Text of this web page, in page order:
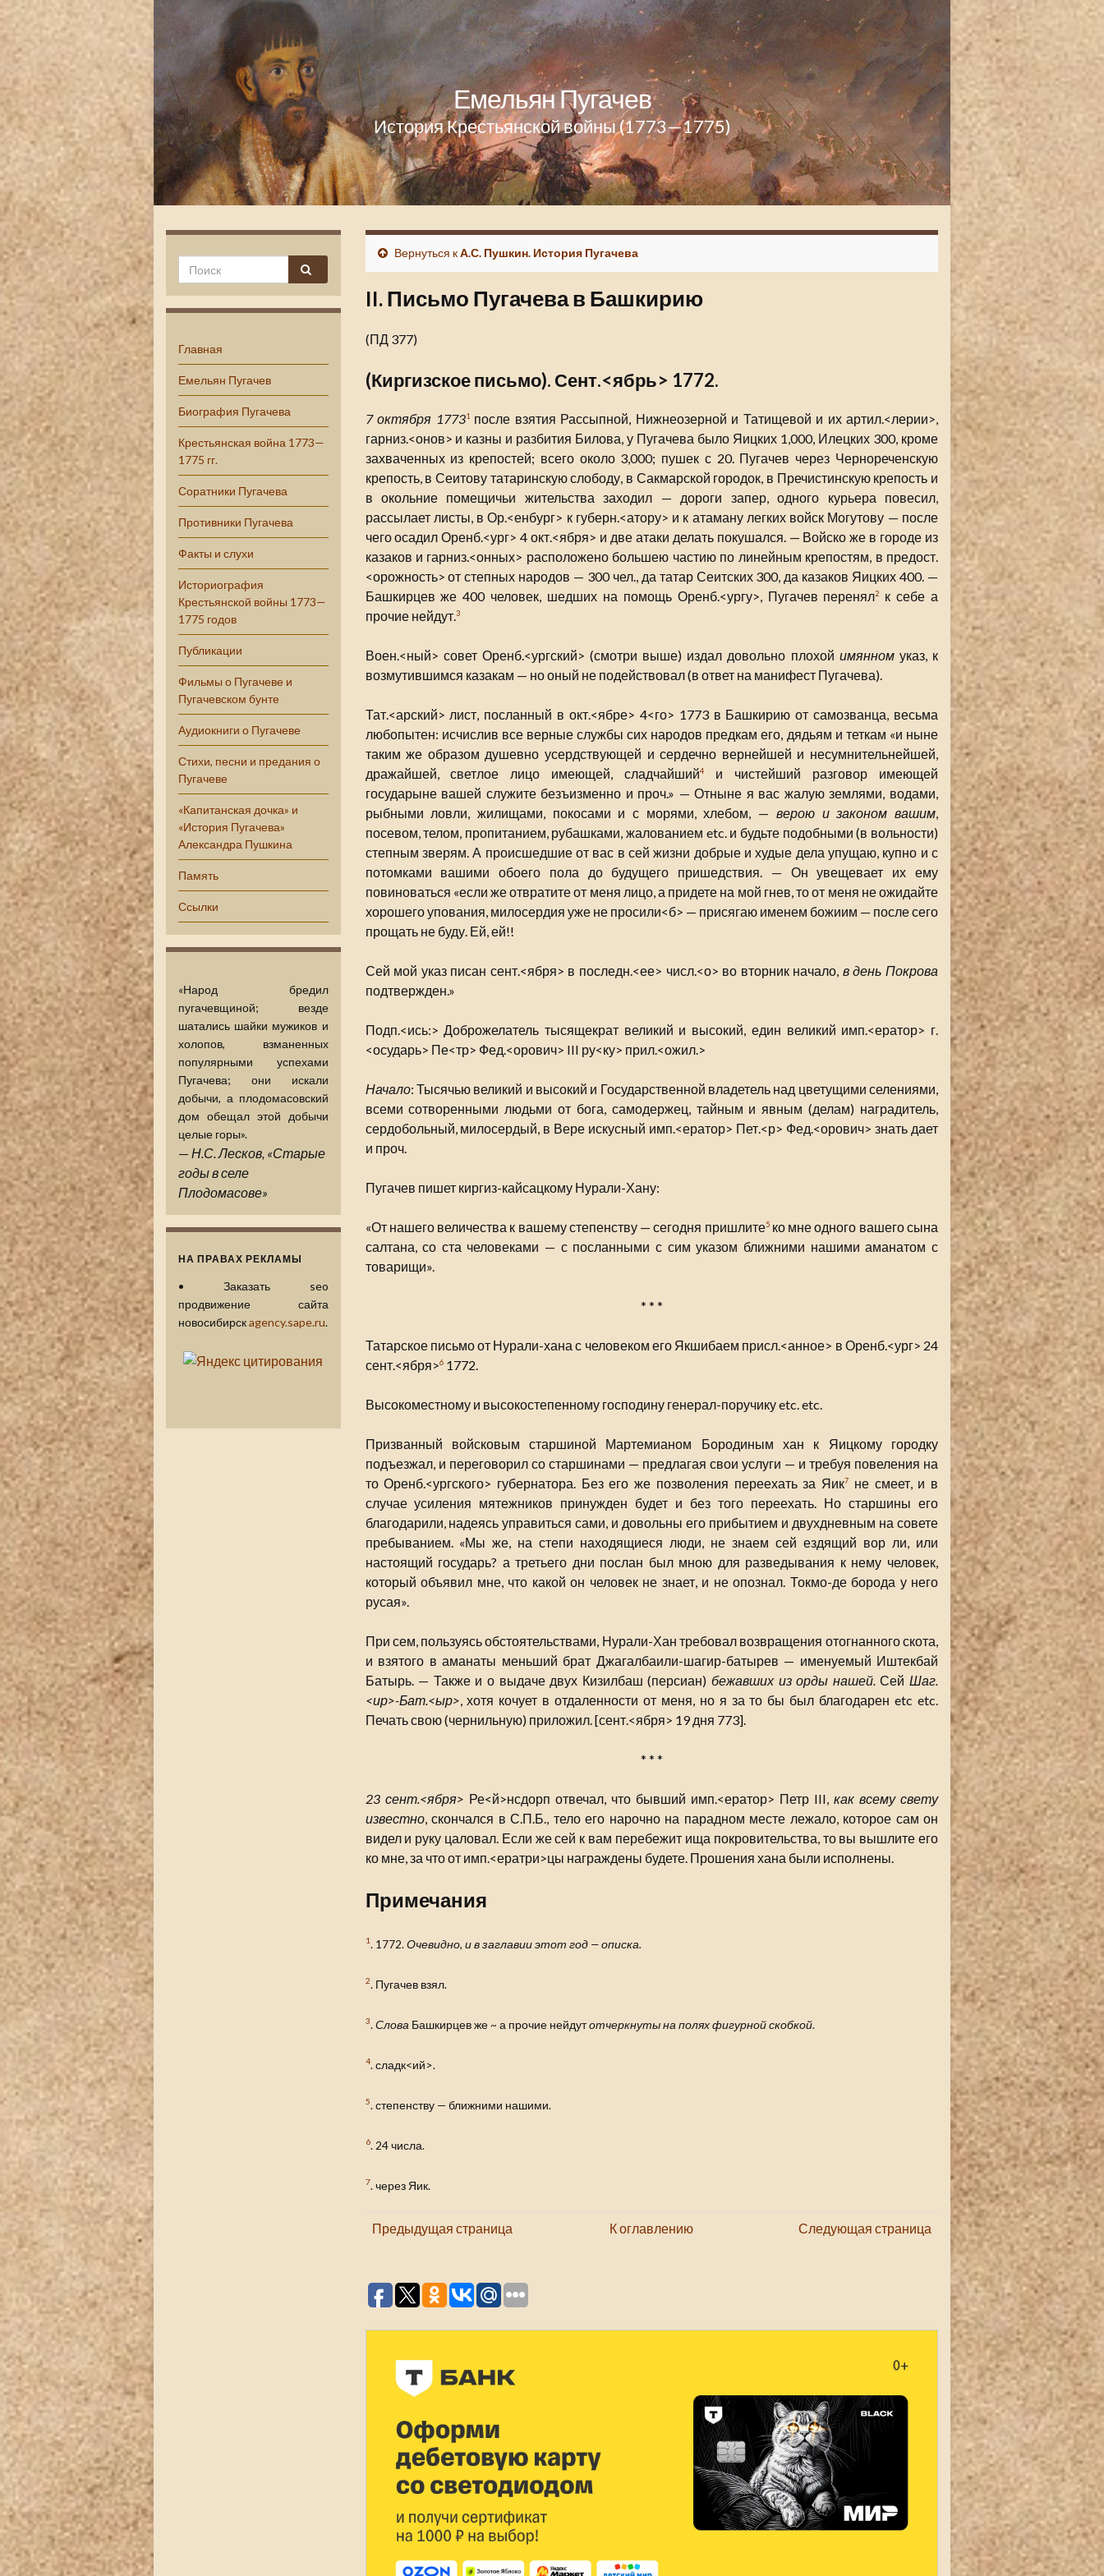
Емельян Пугачев
История Крестьянской войны (1773—1775)
Главная
Емельян Пугачев
Биография Пугачева
Крестьянская война 1773—
1775 гг.
Соратники Пугачева
Противники Пугачева
Факты и слухи
Историография
Крестьянской войны 1773—
1775 годов
Публикации
Фильмы о Пугачеве и
Пугачевском бунте
Аудиокниги о Пугачеве
Стихи, песни и предания о
Пугачеве
«Капитанская дочка» и
«История Пугачева»
Александра Пушкина
Память
Ссылки
«Народ бредил
пугачевщиной; везде
шатались шайки мужиков и
холопов, взманенных
популярными успехами
Пугачева; они искали
добычи, а плодомасовский
дом обещал этой добычи
целые горы».
— Н.С. Лесков, «Старые
годы в селе
Плодомасове»
НА ПРАВАХ РЕКЛАМЫ
• Заказать seo
продвижение сайта
новосибирскagency.sape.ru.
Вернуться кА.С. Пушкин. История Пугачева
II. Письмо Пугачева в Башкирию
(ПД 377)
(Киргизское письмо). Сент.<ябрь> 1772.
7 октября 17731после взятия Рассыпной, Нижнеозерной и Татищевой и их артил.<лерии>,
гарниз.<онов> и казны и разбития Билова, у Пугачева было Яицких 1,000, Илецких 300, кроме
захваченных из крепостей; всего около 3,000; пушек с 20. Пугачев через Чернореченскую
крепость, в Сеитову татаринскую слободу, в Сакмарской городок, в Пречистинскую крепость и
в окольние помещичьи жительства заходил — дороги запер, одного курьера повесил,
рассылает листы, в Ор.<енбург> к губерн.<атору> и к атаману легких войск Могутову — после
чего осадил Оренб.<ург> 4 окт.<ября> и две атаки делать покушался. — Войско же в городе из
казаков и гарниз.<онных> расположено большею частию по линейным крепостям, в предост.
<орожность> от степных народов — 300 чел., да татар Сеитских 300, да казаков Яицких 400. —
Башкирцев же 400 человек, шедших на помощь Оренб.<ургу>, Пугачев перенял2
к себе а
прочие нейдут.3
Воен.<ный> совет Оренб.<ургский> (смотри выше) издал довольно плохой имянномуказ, к
возмутившимся казакам — но оный не подействовал (в ответ на манифест Пугачева).
Тат.<арский> лист, посланный в окт.<ябре> 4<го> 1773 в Башкирию от самозванца, весьма
любопытен: исчислив все верные службы сих народов предкам его, дядьям и теткам «и ныне
таким же образом душевно усердствующей и сердечно вернейшей и несумнительнейшей,
дражайшей, светлое лицо имеющей, сладчайший4
и чистейший разговор имеющей
государыне вашей служите безъизменно и проч.» — Отныне я вас жалую землями, водами,
рыбными ловли, жилищами, покосами и с морями, хлебом, — верою и законом вашим,
посевом, телом, пропитанием, рубашками, жалованием etc. и будьте подобными (в вольности)
степным зверям. А происшедшие от вас в сей жизни добрые и худые дела упущаю, купно и с
потомками вашими обоего пола до будущего пришедствия. — Он увещевает их ему
повиноваться «если же отвратите от меня лицо, а придете на мой гнев, то от меня не ожидайте
хорошего упования, милосердия уже не просили<б> — присягаю именем божиим — после сего
прощать не буду. Ей, ей!!
Сей мой указ писан сент.<ября> в последн.<ее> числ.<о> во вторник начало, в день Покрова
подтвержден.»
Подп.<ись:> Доброжелатель тысящекрат великий и высокий, един великий имп.<ератор> г.
<осударь> Пе<тр> Фед.<орович> III ру<ку> прил.<ожил.>
Начало: Тысячью великий и высокий и Государственной владетель над цветущими селениями,
всеми сотворенными людьми от бога, самодержец, тайным и явным (делам) наградитель,
сердобольный, милосердый, в Вере искусный имп.<ератор> Пет.<р> Фед.<орович> знать дает
и проч.
Пугачев пишет киргиз-кайсацкому Нурали-Хану:
«От нашего величества к вашему степенству — сегодня пришлите5ко мне одного вашего сына
салтана, со ста человеками — с посланными с сим указом ближними нашими аманатом с
товарищи».
* * *
Татарское письмо от Нурали-хана с человеком его Якшибаем присл.<анное> в Оренб.<ург> 24
сент.<ября>61772.
Высокоместному и высокостепенному господину генерал-поручику etc. etc.
Призванный войсковым старшиной Мартемианом Бородиным хан к Яицкому городку
подъезжал, и переговорил со старшинами — предлагая свои услуги — и требуя повеления на
то Оренб.<ургского> губернатора. Без его же позволения переехать за Яик7
не смеет, и в
случае усиления мятежников принужден будет и без того переехать. Но старшины его
благодарили, надеясь управиться сами, и довольны его прибытием и двухдневным на совете
пребыванием. «Мы же, на степи находящиеся люди, не знаем сей ездящий вор ли, или
настоящий государь? а третьего дни послан был мною для разведывания к нему человек,
который объявил мне, что какой он человек не знает, и не опознал. Токмо-де борода у него
русая».
При сем, пользуясь обстоятельствами, Нурали-Хан требовал возвращения отогнанного скота,
и взятого в аманаты меньший брат Джагалбаили-шагир-батырев — именуемый Иштекбай
Батырь. — Также и о выдаче двух Кизилбаш (персиан) бежавших из орды нашей.СейШаг.
<ир>-Бат.<ыр>, хотя кочует в отдаленности от меня, но я за то бы был благодарен etc etc.
Печать свою (чернильную) приложил. [сент.<ября> 19 дня 773].
* * *
23 сент.<ября> Ре<й>нсдорп отвечал, что бывший имп.<ератор> Петр III, как всему свету
известно, скончался в С.П.Б., тело его нарочно на парадном месте лежало, которое сам он
видел и руку цаловал. Если же сей к вам перебежит ища покровительства, то вы вышлите его
ко мне, за что от имп.<ератри>цы награждены будете. Прошения хана были исполнены.
Примечания
1. 1772.Очевидно, и в заглавии этот год — описка.
2. Пугачев взял.
3.Слова Башкирцев же ~ а прочие нейдутотчеркнуты на полях фигурной скобкой.
4. сладк<ий>.
5. степенству — ближними нашими.
6. 24 числа.
7. через Яик.
Предыдущая страница К оглавлению Следующая страница